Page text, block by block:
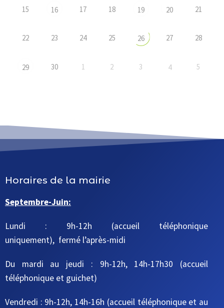
15 16 17 18 19 20 21
22 23 24 25 26 27 28
29 30 1 2 3 4 5
Horaires de la mairie
Septembre-Juin:
Lundi : 9h-12h (accueil téléphonique
uniquement), fermé l’après-midi
Du mardi au jeudi : 9h-12h, 14h-17h30 (accueil
téléphonique et guichet)
Vendredi : 9h-12h, 14h-16h (accueil téléphonique et au